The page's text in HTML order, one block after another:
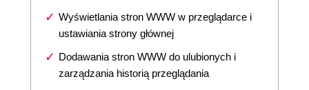
Wyświetlania stron WWW w przeglądarce i
ustawiania strony głównej
Dodawania stron WWW do ulubionych i
zarządzania historią przeglądania